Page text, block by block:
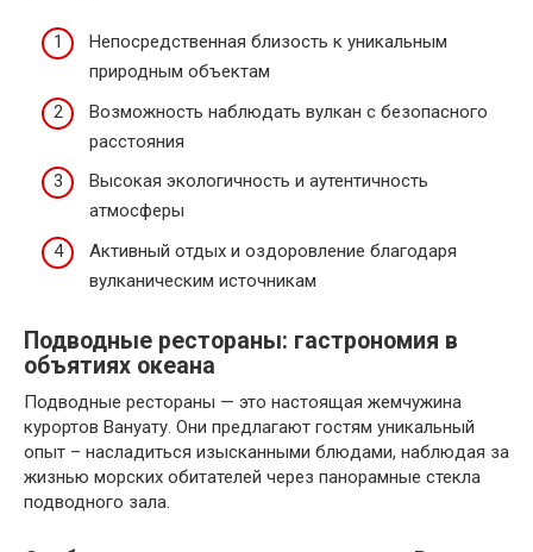
Непосредственная близость к уникальным
природным объектам
Возможность наблюдать вулкан с безопасного
расстояния
Высокая экологичность и аутентичность
атмосферы
Активный отдых и оздоровление благодаря
вулканическим источникам
Подводные рестораны: гастрономия в
объятиях океана
Подводные рестораны — это настоящая жемчужина
курортов Вануату. Они предлагают гостям уникальный
опыт – насладиться изысканными блюдами, наблюдая за
жизнью морских обитателей через панорамные стекла
подводного зала.